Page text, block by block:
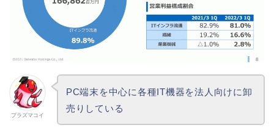
プラズマコイ
PC端末を中心に各種IT機器を法人向けに卸
売りしている